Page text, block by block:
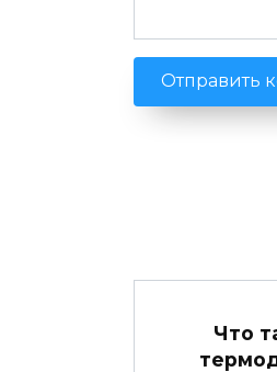
Что